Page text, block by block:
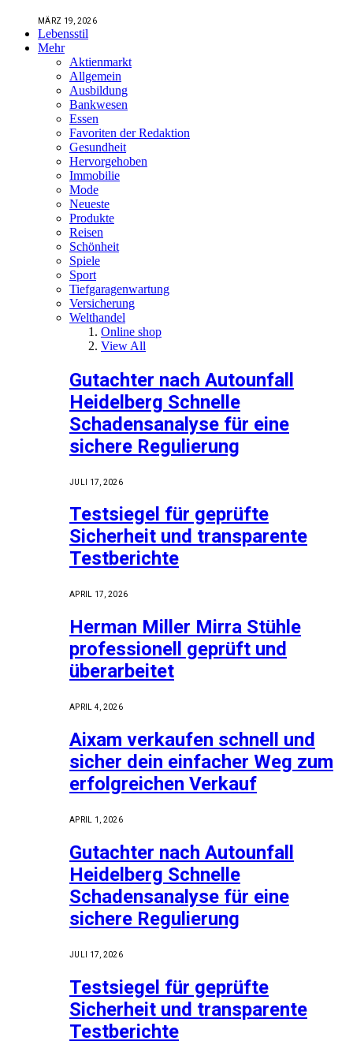
MÄRZ 19, 2026
Lebensstil
Mehr
Aktienmarkt
Allgemein
Ausbildung
Bankwesen
Essen
Favoriten der Redaktion
Gesundheit
Hervorgehoben
Immobilie
Mode
Neueste
Produkte
Reisen
Schönheit
Spiele
Sport
Tiefgaragenwartung
Versicherung
Welthandel
Online shop
View All
Gutachter nach Autounfall
Heidelberg Schnelle
Schadensanalyse für eine
sichere Regulierung
JULI 17, 2026
Testsiegel für geprüfte
Sicherheit und transparente
Testberichte
APRIL 17, 2026
Herman Miller Mirra Stühle
professionell geprüft und
überarbeitet
APRIL 4, 2026
Aixam verkaufen schnell und
sicher dein einfacher Weg zum
erfolgreichen Verkauf
APRIL 1, 2026
Gutachter nach Autounfall
Heidelberg Schnelle
Schadensanalyse für eine
sichere Regulierung
JULI 17, 2026
Testsiegel für geprüfte
Sicherheit und transparente
Testberichte